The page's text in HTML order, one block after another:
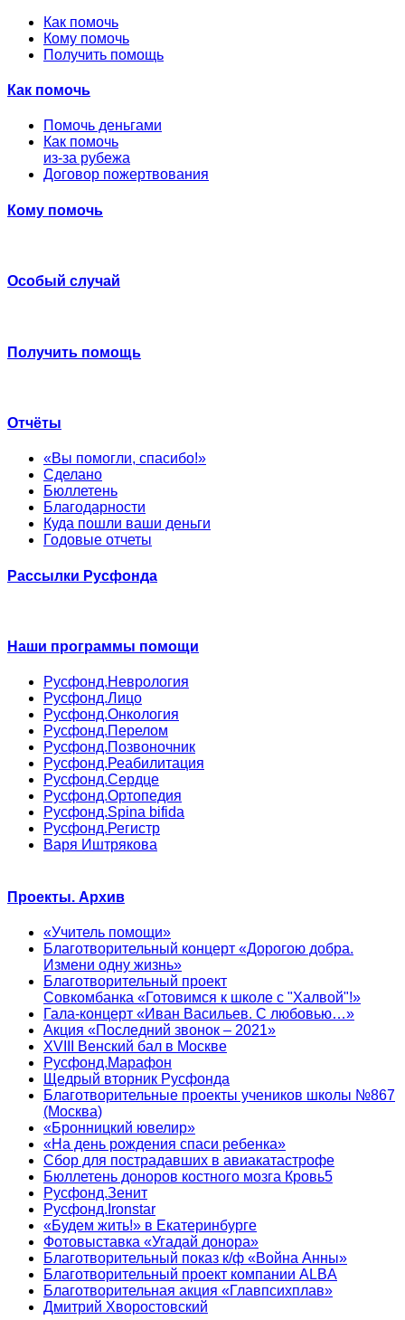
Как помочь
Кому помочь
Получить помощь
Как помочь
Помочь деньгами
Как помочь
из-за рубежа
Договор пожертвования
Кому помочь
Особый случай
Получить помощь
Отчёты
«Вы помогли, спасибо!»
Сделано
Бюллетень
Благодарности
Куда пошли ваши деньги
Годовые отчеты
Рассылки Русфонда
Наши программы помощи
Русфонд.Неврология
Русфонд.Лицо
Русфонд.Онкология
Русфонд.Перелом
Русфонд.Позвоночник
Русфонд.Реабилитация
Русфонд.Сердце
Русфонд.Ортопедия
Русфонд.Spina bifida
Русфонд.Регистр
Варя Иштрякова
Проекты. Архив
«Учитель помощи»
Благотворительный концерт «Дорогою добра.
Измени одну жизнь»
Благотворительный проект
Совкомбанка «Готовимся к школе с "Халвой"!»
Гала-концерт «Иван Васильев. С любовью…»
Акция «Последний звонок – 2021»
XVIII Венский бал в Москве
Русфонд.Марафон
Щедрый вторник Русфонда
Благотворительные проекты учеников школы №867
(Москва)
«Бронницкий ювелир»
«На день рождения спаси ребенка»
Сбор для пострадавших в авиакатастрофе
Бюллетень доноров костного мозга Кровь5
Русфонд.Зенит
Русфонд.Ironstar
«Будем жить!» в Екатеринбурге
Фотовыставка «Угадай донора»
Благотворительный показ к/ф «Война Анны»
Благотворительный проект компании ALBA
Благотворительная акция «Главпсихплав»
Дмитрий Хворостовский